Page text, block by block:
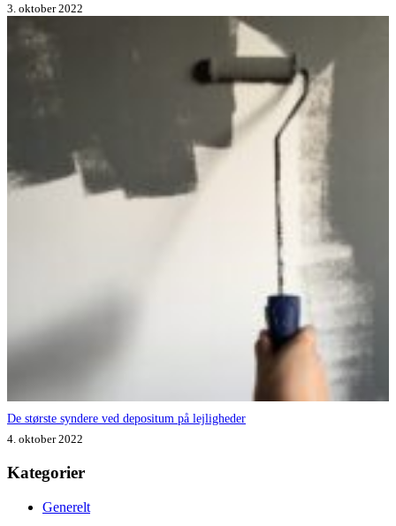
3. oktober 2022
De største syndere ved depositum på lejligheder
4. oktober 2022
Kategorier
Generelt